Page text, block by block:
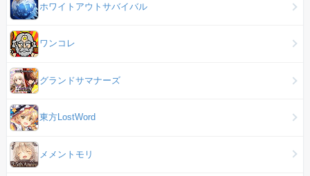
ホワイトアウトサバイバル
ワンコレ
グランドサマナーズ
東方LostWord
メメントモリ